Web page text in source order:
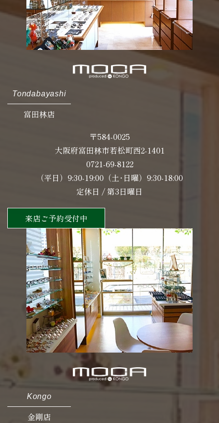
Tondabayashi
富田林店
〒584-0025
大阪府富田林市若松町西2-1401
0721-69-8122
（平日）9:30-19:00（土･日曜）9:30-18:00
定休日 / 第3日曜日
来店ご予約受付中
Kongo
金剛店